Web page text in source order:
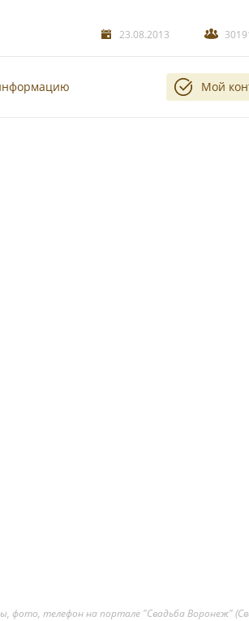
23.08.2013
Мой
фото, телефон на портале "Свадьба Воронеж"